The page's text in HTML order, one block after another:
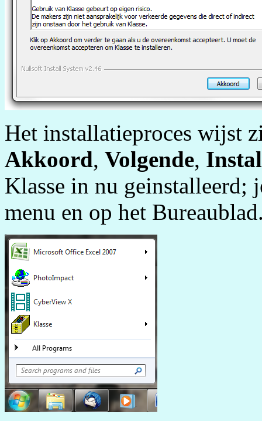
Het installatieproces wijst
Akkoord, Volgende,
Klasse in nu geinstalleerd;
menu en op het